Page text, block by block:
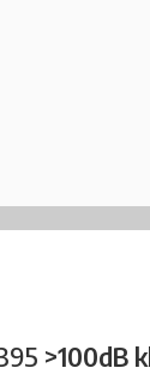
>100dB